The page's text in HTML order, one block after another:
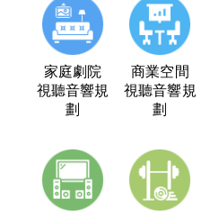
家庭劇院
視聽音響規
劃
商業空間
視聽音響規
劃